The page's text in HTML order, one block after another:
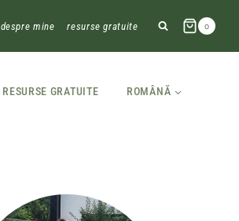
despre mine resurse gratuite 0
RESURSE GRATUITE ROMÂNĂ